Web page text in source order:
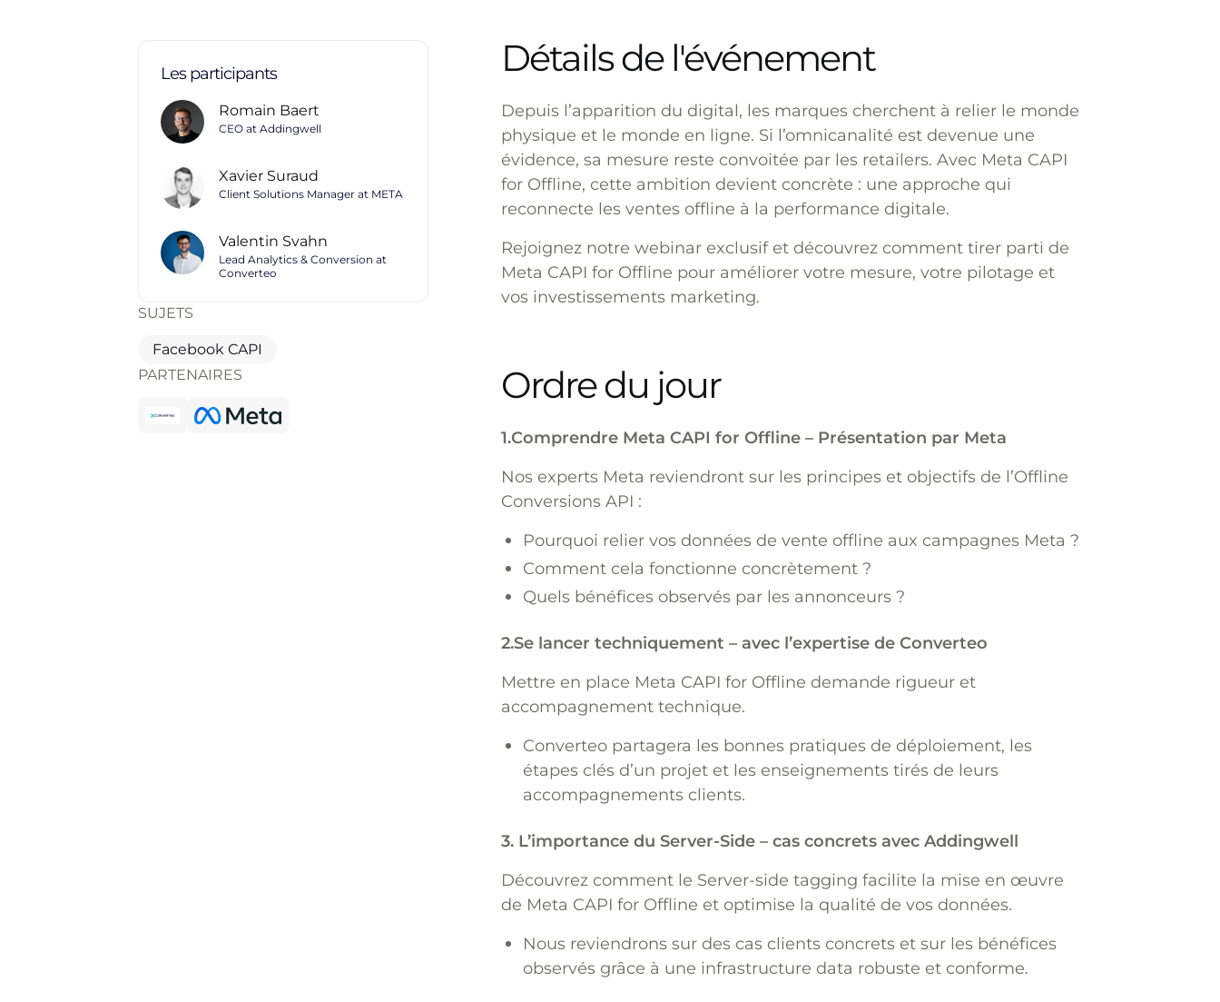
Les participants
Romain Baert
CEO at Addingwell
Xavier Suraud
Client Solutions Manager at META
Valentin Svahn
Lead Analytics & Conversion at
Converteo
SUJETS
Facebook CAPI
PARTENAIRES
Détails de l'événement
Depuis l’apparition du digital, les marques cherchent à relier le monde
physique et le monde en ligne. Si l’omnicanalité est devenue une
évidence, sa mesure reste convoitée par les retailers. Avec Meta CAPI
for Offline, cette ambition devient concrète : une approche qui
reconnecte les ventes offline à la performance digitale.
Rejoignez notre webinar exclusif et découvrez comment tirer parti de
Meta CAPI for Offline pour améliorer votre mesure, votre pilotage et
vos investissements marketing.
Ordre du jour
1.Comprendre Meta CAPI for Offline – Présentation par Meta
Nos experts Meta reviendront sur les principes et objectifs de l’Offline
Conversions API :
Pourquoi relier vos données de vente offline aux campagnes Meta ?
Comment cela fonctionne concrètement ?
Quels bénéfices observés par les annonceurs ?
2.Se lancer techniquement – avec l’expertise de Converteo
Mettre en place Meta CAPI for Offline demande rigueur et
accompagnement technique.
Converteo partagera les bonnes pratiques de déploiement, les
étapes clés d’un projet et les enseignements tirés de leurs
accompagnements clients.
3. L’importance du Server-Side – cas concrets avec Addingwell
Découvrez comment le Server-side tagging facilite la mise en œuvre
de Meta CAPI for Offline et optimise la qualité de vos données.
Nous reviendrons sur des cas clients concrets et sur les bénéfices
observés grâce à une infrastructure data robuste et conforme.